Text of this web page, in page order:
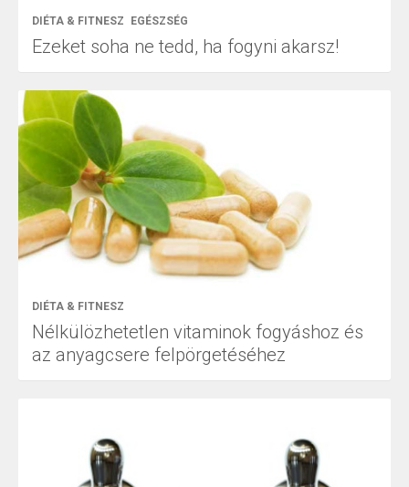
DIÉTA & FITNESZ EGÉSZSÉG
Ezeket soha ne tedd, ha fogyni akarsz!
DIÉTA & FITNESZ
Nélkülözhetetlen vitaminok fogyáshoz és
az anyagcsere felpörgetéséhez